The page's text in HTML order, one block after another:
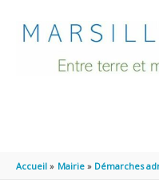
Accueil Mairie Démarches